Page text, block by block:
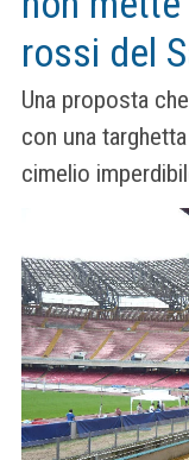
rossi del
Una proposta
con una
cimelio